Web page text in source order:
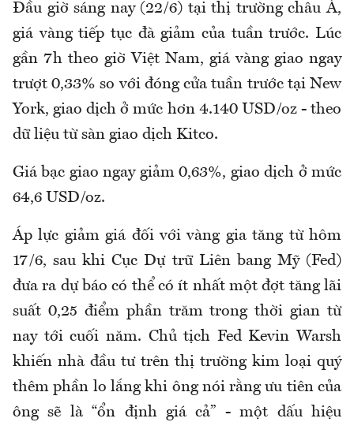
Đầu giờ sáng nay (22/6) tại thị trường châu Á,
giá vàng tiếp tục đà giảm của tuần trước. Lúc
gần 7h theo giờ Việt Nam, giá vàng giao ngay
trượt 0,33% so với đóng cửa tuần trước tại New
York, giao dịch ở mức hơn 4.140 USD/oz - theo
dữ liệu từ sàn giao dịch Kitco.
Giá bạc giao ngay giảm 0,63%, giao dịch ở mức
64,6 USD/oz.
Áp lực giảm giá đối với vàng gia tăng từ hôm
17/6, sau khi Cục Dự trữ Liên bang Mỹ (Fed)
đưa ra dự báo có thể có ít nhất một đợt tăng lãi
suất 0,25 điểm phần trăm trong thời gian từ
nay tới cuối năm. Chủ tịch Fed Kevin Warsh
khiến nhà đầu tư trên thị trường kim loại quý
thêm phần lo lắng khi ông nói rằng ưu tiên của
ông sẽ là “ổn định giá cả” - một dấu hiệu